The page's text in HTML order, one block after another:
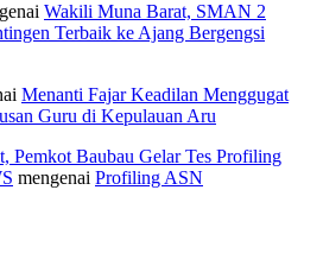
Wakili Muna Barat, SMAN 2
Terbaik ke Ajang Bergengsi
Menanti Fajar Keadilan Menggugat
Guru di Kepulauan Aru
Pemkot Baubau Gelar Tes Profiling
mengenai Profiling ASN